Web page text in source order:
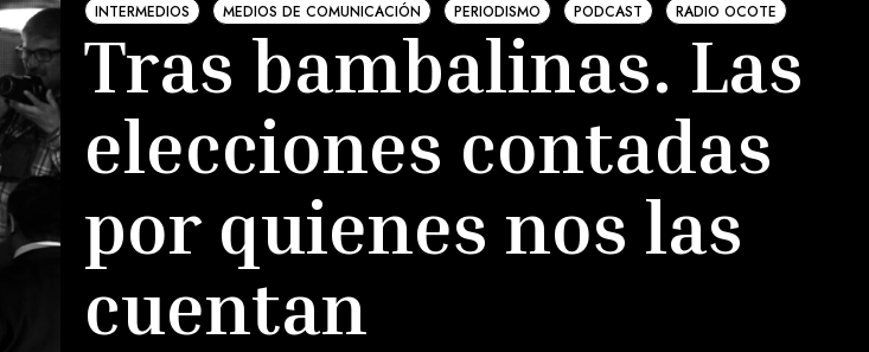
INTERMEDIOS MEDIOS DE COMUNICACIÓN PERIODISMO PODCAST RADIO OCOTE
Tras bambalinas. Las
elecciones contadas
por quienes nos las
cuentan